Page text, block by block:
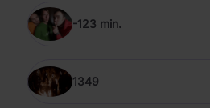
-123 min.
1349